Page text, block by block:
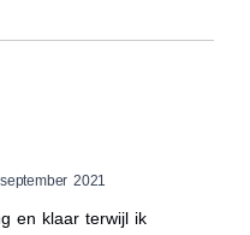
2021
en klaar terwijl ik